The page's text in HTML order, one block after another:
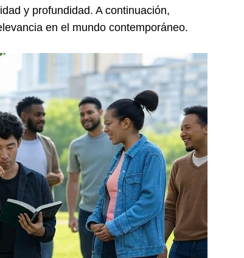
y profundidad. A continuación,
en el mundo contemporáneo.